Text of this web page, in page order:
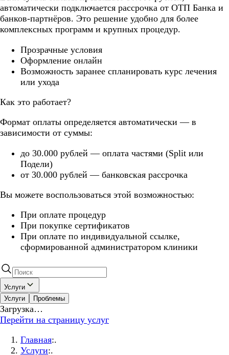
автоматически подключается рассрочка от ОТП Банка и
банков-партнёров. Это решение удобно для более
комплексных программ и крупных процедур.
Прозрачные условия
Оформление онлайн
Возможность заранее спланировать курс лечения
или ухода
Как это работает?
Формат оплаты определяется автоматически — в
зависимости от суммы:
до 30.000 рублей — оплата частями (Split или
Подели)
от 30.000 рублей — банковская рассрочка
Вы можете воспользоваться этой возможностью:
При оплате процедур
При покупке сертификатов
При оплате по индивидуальной ссылке,
сформированной администратором клиники
Услуги
Услуги
Проблемы
Загрузка…
Перейти на страницу услуг
Главная:.
Услуги:.